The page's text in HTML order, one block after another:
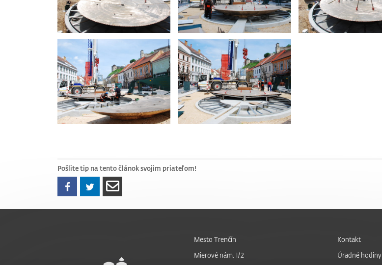
Pošlite tip na tento článok svojim priateľom!
Mesto Trenčín
Mierové nám. 1/2
Kontakt
Úradné hodiny